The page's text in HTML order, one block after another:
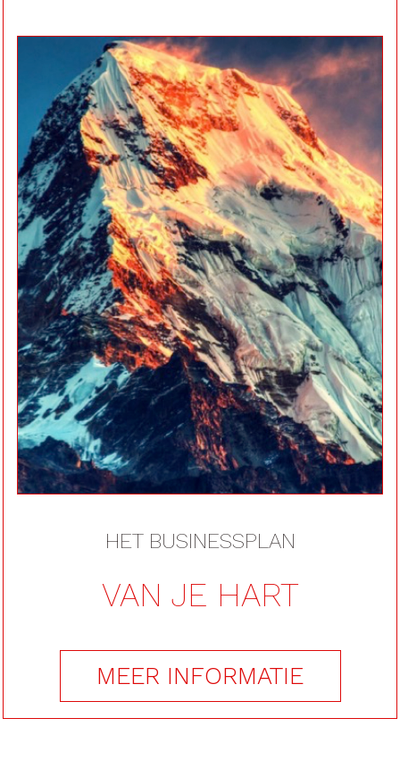
Maak
je plan
voor
succes
liefde
en
vervulling
HET BUSINESSPLAN
VAN JE HART
MEER INFORMATIE